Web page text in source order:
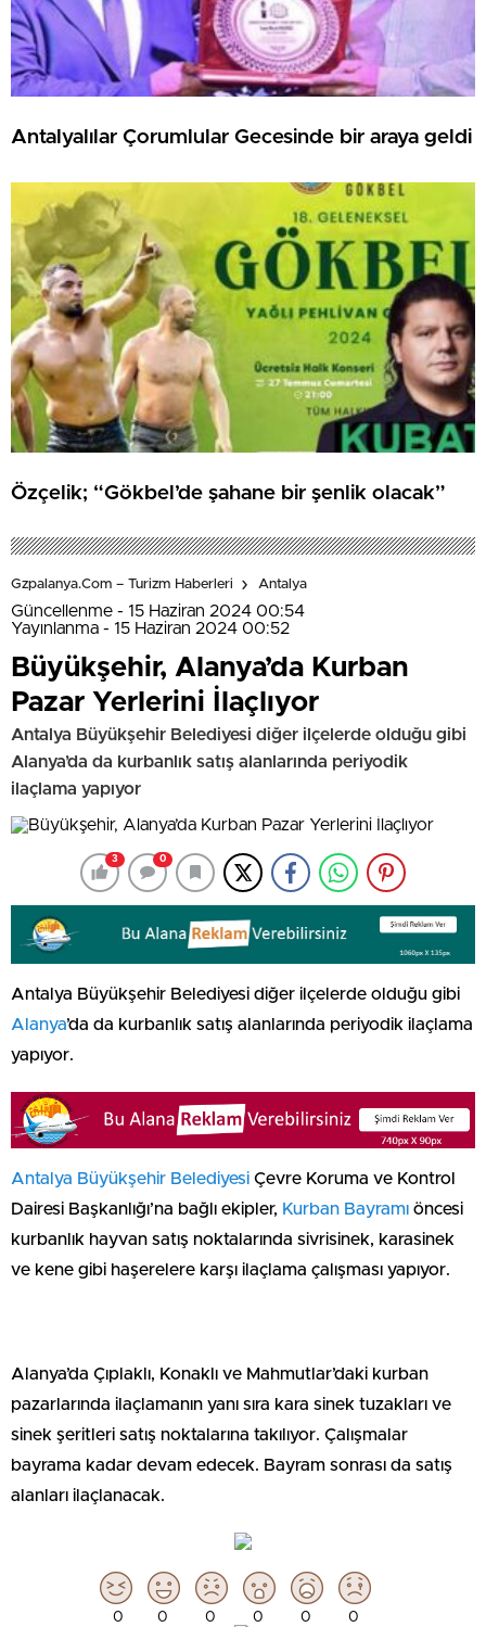
Antalyalılar Çorumlular Gecesinde bir araya geldi
Özçelik; “Gökbel’de şahane bir şenlik olacak”
Gzpalanya.com – Turizm Haberleri Antalya
Güncellenme - 15 Haziran 2024 00:54
Yayınlanma - 15 Haziran 2024 00:52
Büyükşehir, Alanya’da Kurban
Pazar Yerlerini İlaçlıyor
Antalya Büyükşehir Belediyesi diğer ilçelerde olduğu gibi
Alanya’da da kurbanlık satış alanlarında periyodik
ilaçlama yapıyor
3 0
Antalya Büyükşehir Belediyesi diğer ilçelerde olduğu gibi
Alanya’da da kurbanlık satış alanlarında periyodik ilaçlama
yapıyor.
Antalya Büyükşehir Belediyesi Çevre Koruma ve Kontrol
Dairesi Başkanlığı’na bağlı ekipler, Kurban Bayramı öncesi
kurbanlık hayvan satış noktalarında sivrisinek, karasinek
ve kene gibi haşerelere karşı ilaçlama çalışması yapıyor.
Alanya’da Çıplaklı, Konaklı ve Mahmutlar’daki kurban
pazarlarında ilaçlamanın yanı sıra kara sinek tuzakları ve
sinek şeritleri satış noktalarına takılıyor. Çalışmalar
bayrama kadar devam edecek. Bayram sonrası da satış
alanları ilaçlanacak.
0 0 0 0 0 0